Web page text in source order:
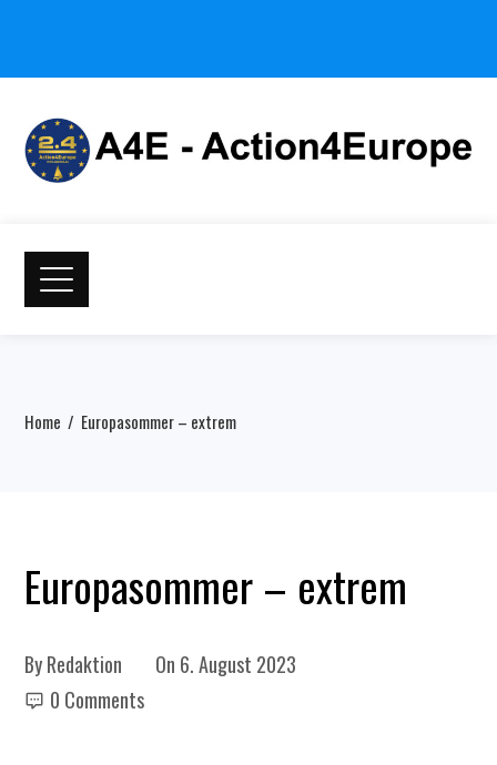
Home Europasommer – extrem
Europasommer – extrem
ByRedaktion On 6. August 2023
0 Comments